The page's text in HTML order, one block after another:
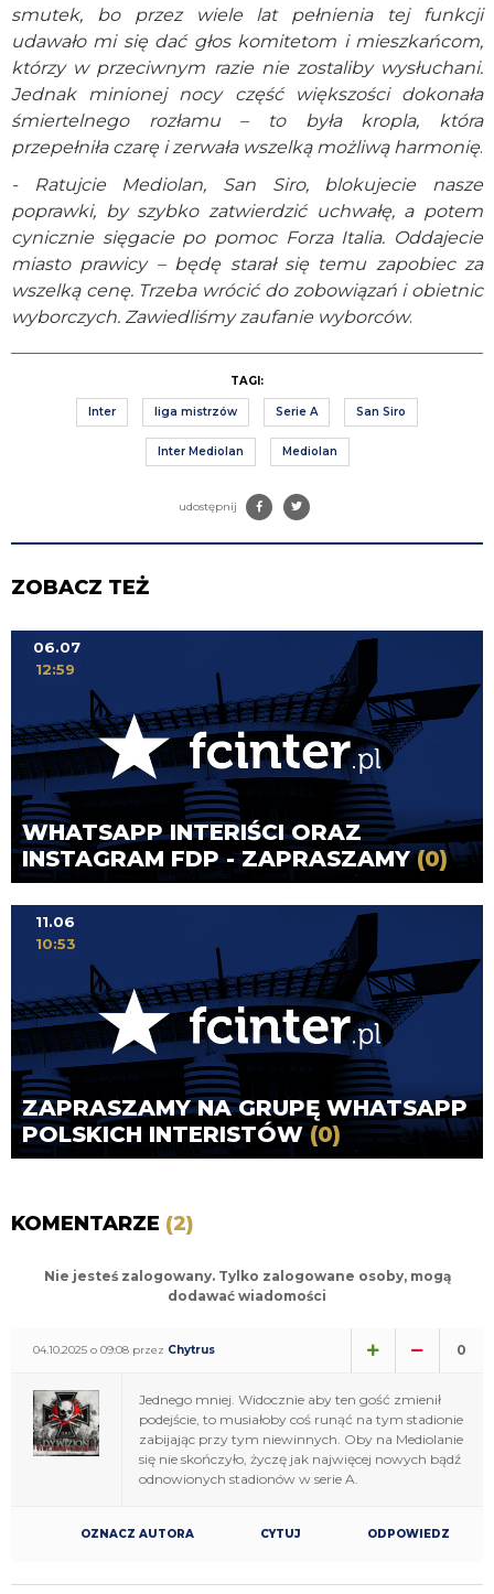
smutek, bo przez wiele lat pełnienia tej funkcji
udawało mi się dać głos komitetom i mieszkańcom,
którzy w przeciwnym razie nie zostaliby wysłuchani.
Jednak minionej nocy część większości dokonała
śmiertelnego rozłamu – to była kropla, która
przepełniła czarę i zerwała wszelką możliwą harmonię.
- Ratujcie Mediolan, San Siro, blokujecie nasze
poprawki, by szybko zatwierdzić uchwałę, a potem
cynicznie sięgacie po pomoc Forza Italia. Oddajecie
miasto prawicy – będę starał się temu zapobiec za
wszelką cenę. Trzeba wrócić do zobowiązań i obietnic
wyborczych. Zawiedliśmy zaufanie wyborców.
TAGI:
Inter liga mistrzów Serie A San Siro
Inter Mediolan Mediolan
udostępnij
ZOBACZ TEŻ
WHATSAPP INTERIŚCI ORAZ
INSTAGRAM FDP - ZAPRASZAMY(0)
06.07
12:59
ZAPRASZAMY NA GRUPĘ WHATSAPP
POLSKICH INTERISTÓW(0)
11.06
10:53
KOMENTARZE (2)
Nie jesteś zalogowany. Tylko zalogowane osoby, mogą
dodawać wiadomości
04.10.2025 o 09:08 przez Chytrus 0
Jednego mniej. Widocznie aby ten gość zmienił
podejście, to musiałoby coś runąć na tym stadionie
zabijając przy tym niewinnych. Oby na Mediolanie
się nie skończyło, życzę jak najwięcej nowych bądź
odnowionych stadionów w serie A.
OZNACZ AUTORA CYTUJ ODPOWIEDZ